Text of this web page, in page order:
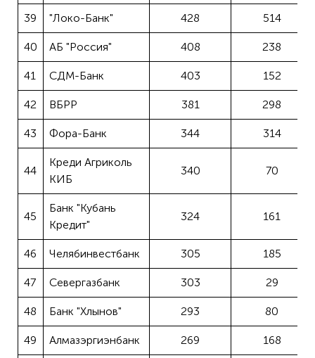
39 "Локо-Банк" 428 514
40 АБ "Россия" 408 238
41 СДМ-Банк 403 152
42 ВБРР 381 298
43 Фора-Банк 344 314
44
Креди Агриколь
КИБ
340 70
45
Банк "Кубань
Кредит"
324 161
46 Челябинвестбанк 305 185
47 Севергазбанк 303 29
48 Банк "Хлынов" 293 80
49 Алмазэргиэнбанк 269 168